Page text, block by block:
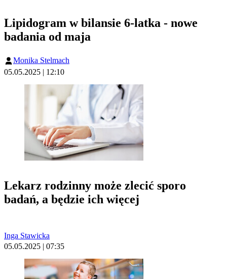
Lipidogram w bilansie 6-latka - nowe
badania od maja
Monika Stelmach
05.05.2025 | 12:10
Lekarz rodzinny może zlecić sporo
badań, a będzie ich więcej
Inga Stawicka
05.05.2025 | 07:35